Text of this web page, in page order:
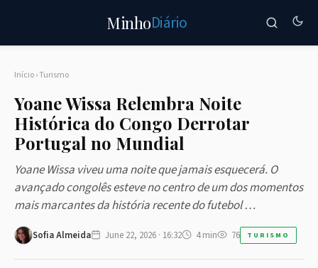
MinhoDiário
Início›Turismo
Yoane Wissa Relembra Noite
Histórica do Congo Derrotar
Portugal no Mundial
Yoane Wissa viveu uma noite que jamais esquecerá. O
avançado congolês esteve no centro de um dos momentos
mais marcantes da história recente do futebol …
Sofia Almeida June 22, 2026 · 16:32 4 min 76 TURISMO